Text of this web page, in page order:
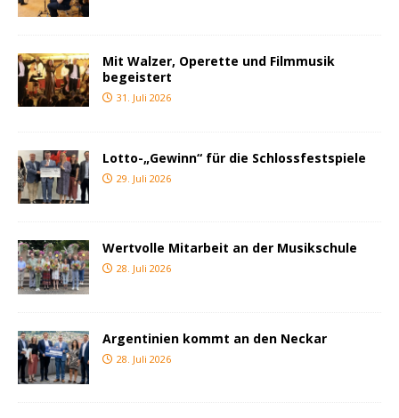
Mit Walzer, Operette und Filmmusik
begeistert
31. Juli 2026
Lotto-„Gewinn“ für die Schlossfestspiele
29. Juli 2026
Wertvolle Mitarbeit an der Musikschule
28. Juli 2026
Argentinien kommt an den Neckar
28. Juli 2026